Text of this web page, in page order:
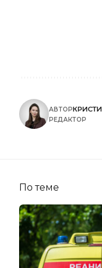
АВТОР
РЕДАКТОР
По теме